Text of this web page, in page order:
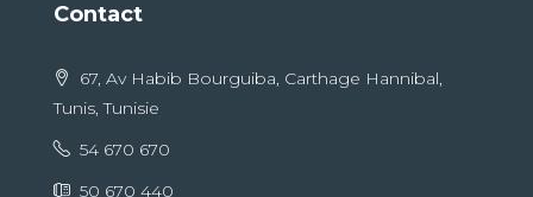
Contact
67, Av Habib Bourguiba, Carthage Hannibal,
Tunis, Tunisie
54 670 670
50 670 440